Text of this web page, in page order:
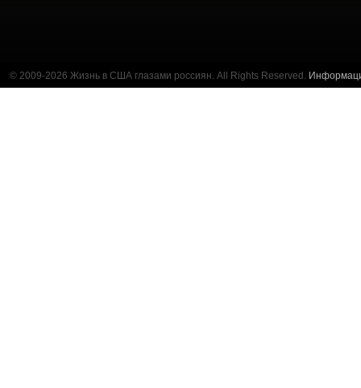
© 2009-2026 Жизнь в США глазами россиян. All Rights Reserved.